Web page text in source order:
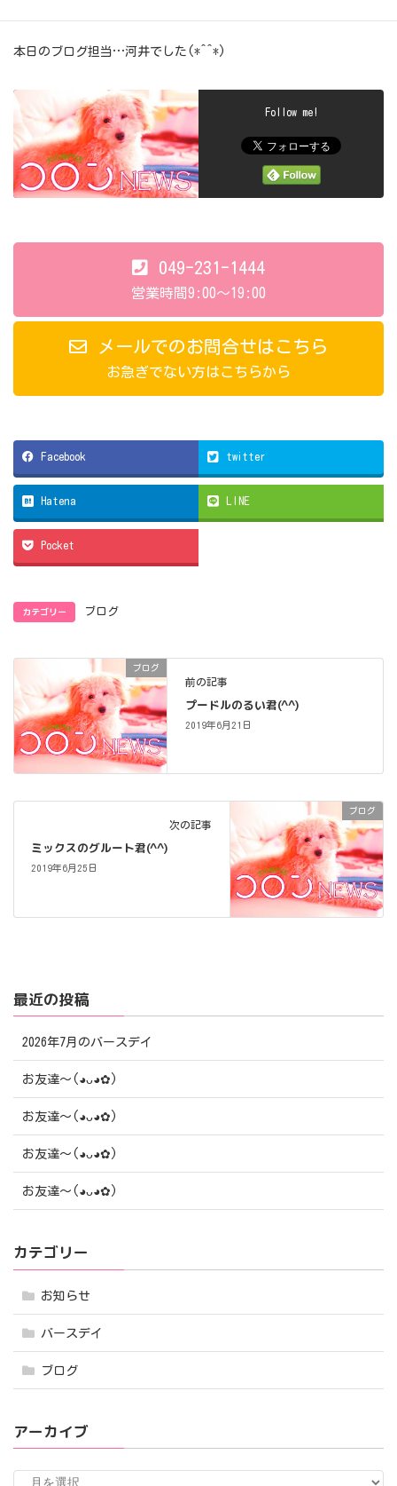
本日のブログ担当…河井でした(*^^*)
Follow me!
049-231-1444
営業時間9:00～19:00
メールでのお問合せはこちら
お急ぎでない方はこちらから
Facebook twitter
Hatena LINE
Pocket
カテゴリー ブログ
ブログ
前の記事
プードルのるい君(^^)
2019年6月21日
ブログ
次の記事
ミックスのグルート君(^^)
2019年6月25日
最近の投稿
2026年7月のバースデイ
お友達〜(⁠◕⁠ᴗ⁠◕⁠✿⁠)
お友達〜(⁠◕⁠ᴗ⁠◕⁠✿⁠)
お友達〜(⁠◕⁠ᴗ⁠◕⁠✿⁠)
お友達〜(⁠◕⁠ᴗ⁠◕⁠✿⁠)
カテゴリー
お知らせ
バースデイ
ブログ
アーカイブ